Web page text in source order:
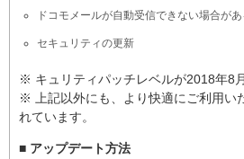
ドコモメールが自動受信できない場合が
セキュリティの更新
※ キュリティパッチレベルが2018年8
※ 上記以外にも、より快適にご利用い
れています。
■ アップデート方法